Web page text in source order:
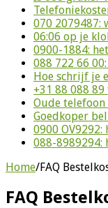
070 2079487:
06:06 op je
0900-1884:
088 722 66
Hoe schrijf je
+31 88 088
Oude
Goedkoper
0900
088-8989294:
Home/FAQ
FAQ